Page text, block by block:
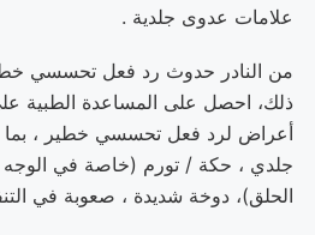
علامات عدوى جلدية .
من النادر حدوث رد فعل تحسسي
ذلك، احصل على المساعدة الطبية
أعراض لرد فعل تحسسي خطير ،
جلدي ، حكة / تورم (خاصة في الوجه
الحلق)، دوخة شديدة ، صعوبة في